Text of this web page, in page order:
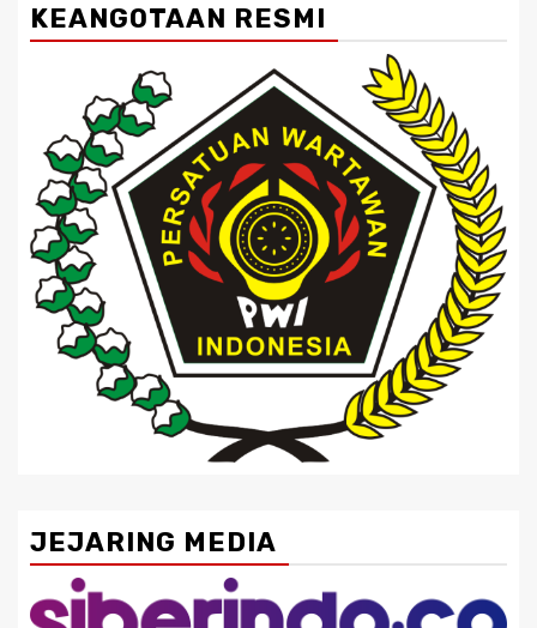
KEANGOTAAN RESMI
JEJARING MEDIA